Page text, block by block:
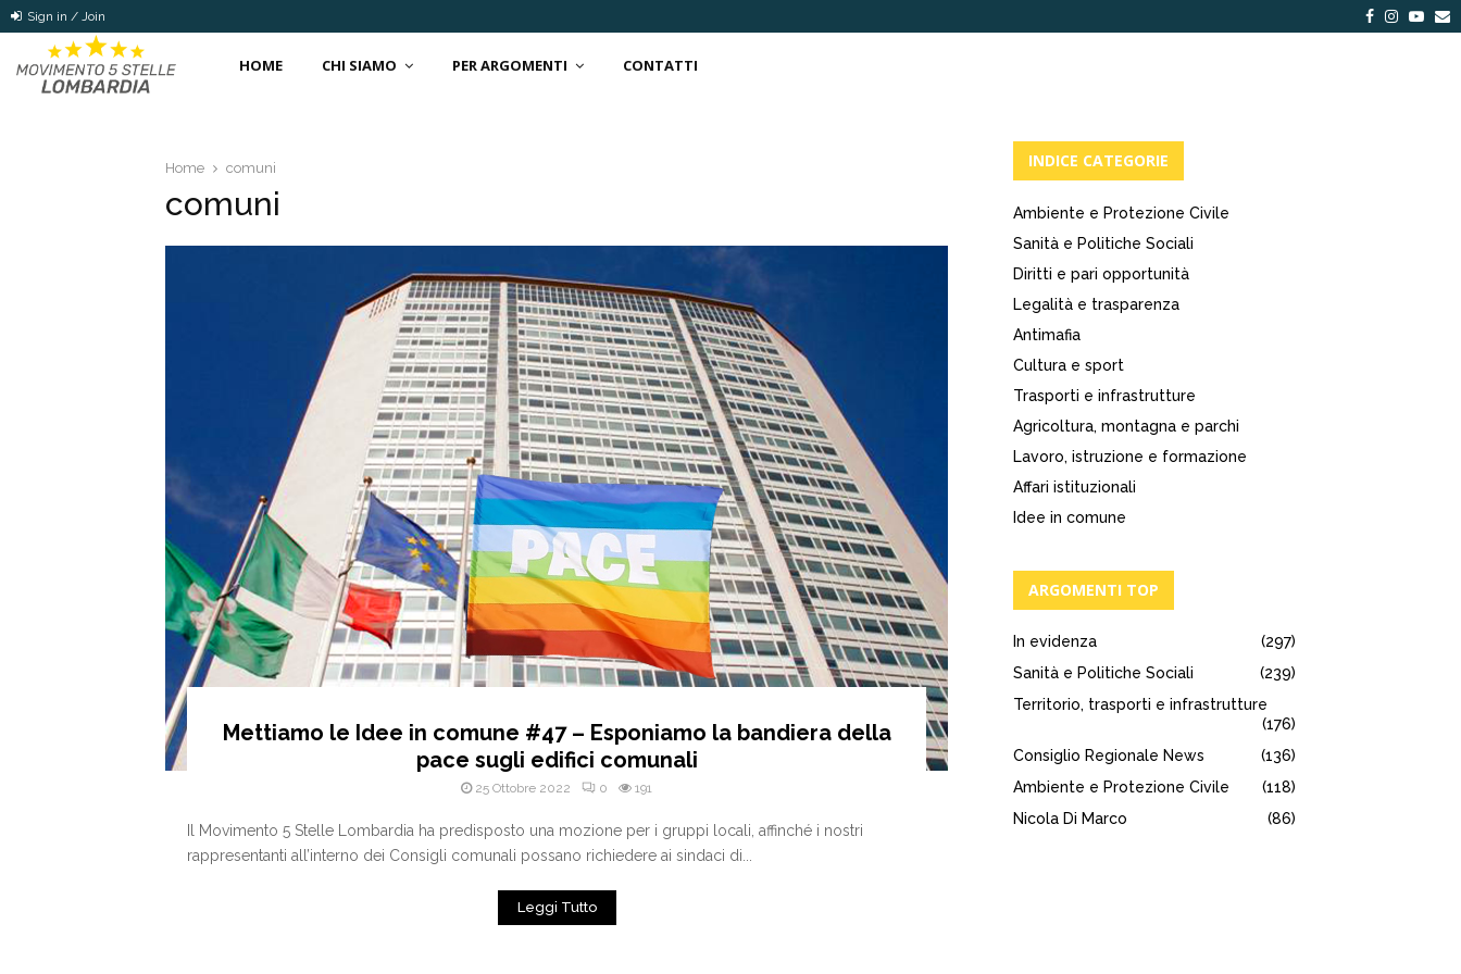
Sign in / Join Facebook
HOME CHI SIAMO PER ARGOMENTI CONTATTI
Home comuni
comuni
Mettiamo le Idee in comune #47 – Esponiamo la bandiera della
pace sugli edifici comunali
25 Ottobre 2022 0 191
Il Movimento 5 Stelle Lombardia ha predisposto una mozione per i gruppi locali, affinché i nostri
rappresentanti all’interno dei Consigli comunali possano richiedere ai sindaci di...
Leggi Tutto
INDICE CATEGORIE
Ambiente e Protezione Civile
Sanità e Politiche Sociali
Diritti e pari opportunità
Legalità e trasparenza
Antimafia
Cultura e sport
Trasporti e infrastrutture
Agricoltura, montagna e parchi
Lavoro, istruzione e formazione
Affari istituzionali
Idee in comune
ARGOMENTI TOP
In evidenza
(297)
Sanità e Politiche Sociali
(239)
Territorio, trasporti e infrastrutture
(176)
Consiglio Regionale News
(136)
Ambiente e Protezione Civile
(118)
Nicola Di Marco
(86)